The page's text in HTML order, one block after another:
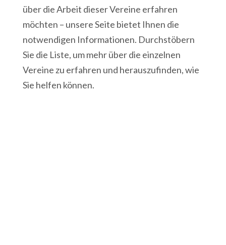
über die Arbeit dieser Vereine erfahren
möchten – unsere Seite bietet Ihnen die
notwendigen Informationen. Durchstöbern
Sie die Liste, um mehr über die einzelnen
Vereine zu erfahren und herauszufinden, wie
Sie helfen können.